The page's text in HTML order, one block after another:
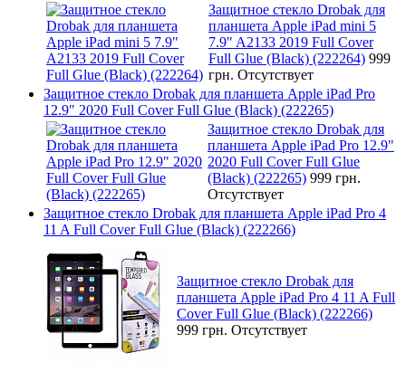
Защитное стекло Drobak для
планшета Apple iPad mini 5
7.9" A2133 2019 Full Cover
Full Glue (Black) (222264) 999
грн. Отсутствует
Защитное стекло Drobak для планшета Apple iPad Pro
12.9" 2020 Full Cover Full Glue (Black) (222265)
Защитное стекло Drobak для
планшета Apple iPad Pro 12.9"
2020 Full Cover Full Glue
(Black) (222265) 999 грн.
Отсутствует
Защитное стекло Drobak для планшета Apple iPad Pro 4
11 A Full Cover Full Glue (Black) (222266)
Защитное стекло Drobak для
планшета Apple iPad Pro 4 11 A Full
Cover Full Glue (Black) (222266)
999 грн. Отсутствует